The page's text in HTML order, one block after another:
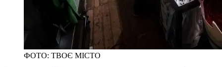
ФОТО: ТВОЄ МІСТО